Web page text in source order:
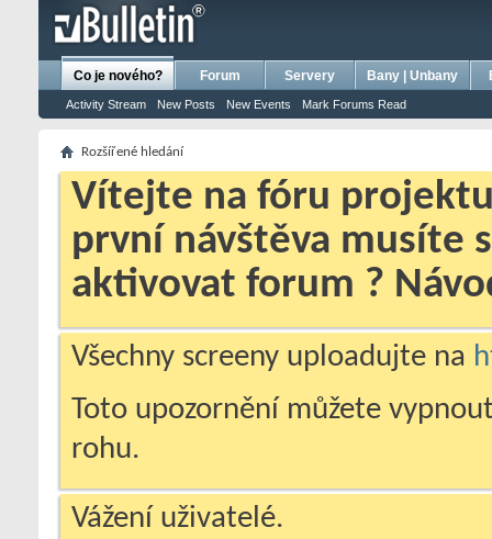
Co je nového?
Activity Stream New Posts New Events Mark Forums Read
Forum Servery Bany | Unbany
Rozšířené hledání
Vítejte na fóru projektu
první návštěva musíte
aktivovat forum ?
Všechny screeny uploadujte na
Toto upozornění můžete
rohu.
Vážení uživatelé.